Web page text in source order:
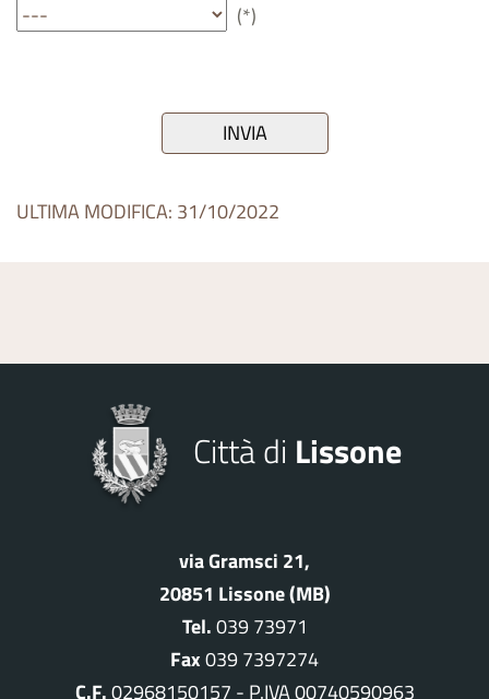
(*)
ULTIMA MODIFICA: 31/10/2022
Città di Lissone
via Gramsci 21,
20851 Lissone (MB)
Tel.039 73971
Fax039 7397274
C.F.02968150157 - P.IVA 00740590963